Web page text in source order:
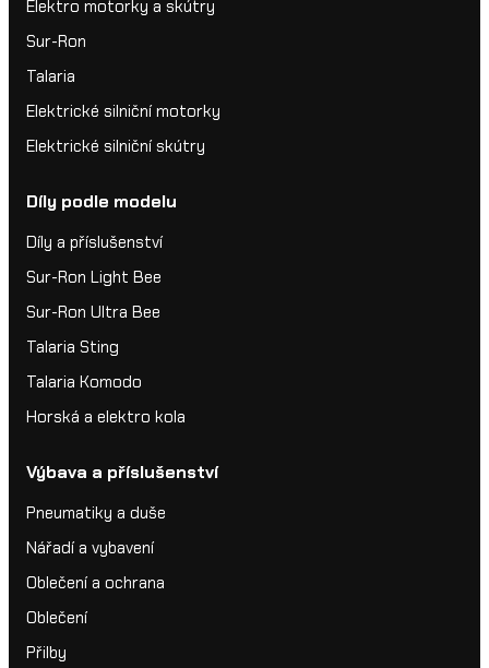
Elektro motorky a skútry
Sur-Ron
Talaria
Elektrické silniční motorky
Elektrické silniční skútry
Díly podle modelu
Díly a příslušenství
Sur-Ron Light Bee
Sur-Ron Ultra Bee
Talaria Sting
Talaria Komodo
Horská a elektro kola
Výbava a příslušenství
Pneumatiky a duše
Nářadí a vybavení
Oblečení a ochrana
Oblečení
Přilby